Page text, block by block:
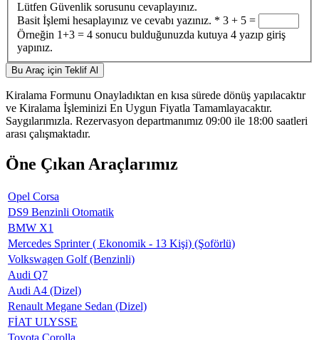
Lütfen Güvenlik sorusunu cevaplayınız.
Basit İşlemi hesaplayınız ve cevabı yazınız. * 3 + 5 =
Örneğin 1+3 = 4 sonucu bulduğunuzda kutuya 4 yazıp giriş
yapınız.
Kiralama Formunu Onayladıktan en kısa sürede dönüş yapılacaktır
ve Kiralama İşleminizi En Uygun Fiyatla Tamamlayacaktır.
Saygılarımızla. Rezervasyon departmanımız 09:00 ile 18:00 saatleri
arası çalışmaktadır.
Öne Çıkan Araçlarımız
Opel Corsa
DS9 Benzinli Otomatik
BMW X1
Mercedes Sprinter ( Ekonomik - 13 Kişi) (Şoförlü)
Volkswagen Golf (Benzinli)
Audi Q7
Audi A4 (Dizel)
Renault Megane Sedan (Dizel)
FİAT ULYSSE
Toyota Corolla